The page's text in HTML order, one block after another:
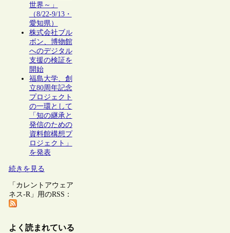
世界～」
（8/22-9/13・
愛知県）
株式会社ブル
ボン、博物館
へのデジタル
支援の検証を
開始
福島大学、創
立80周年記念
プロジェクト
の一環として
「知の継承と
発信のための
資料館構想プ
ロジェクト」
を発表
続きを見る
「カレントアウェア
ネス-R」用のRSS：
よく読まれている